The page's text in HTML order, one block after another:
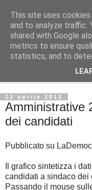
Gli
Gli appunti e gli archivi
22 aprile 2012
Amministrative
dei candidati
Pubblicato su
Il grafico sintetizza i
candidati a sindaco dei
Passando il mouse
This site uses
and to analyze traffic.
shared with Google
metrics to ensure
statistics, and to